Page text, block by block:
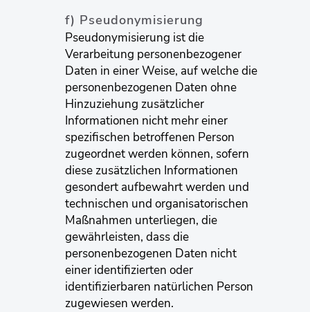
f) Pseudonymisierung
Pseudonymisierung ist die
Verarbeitung personenbezogener
Daten in einer Weise, auf welche die
personenbezogenen Daten ohne
Hinzuziehung zusätzlicher
Informationen nicht mehr einer
spezifischen betroffenen Person
zugeordnet werden können, sofern
diese zusätzlichen Informationen
gesondert aufbewahrt werden und
technischen und organisatorischen
Maßnahmen unterliegen, die
gewährleisten, dass die
personenbezogenen Daten nicht
einer identifizierten oder
identifizierbaren natürlichen Person
zugewiesen werden.